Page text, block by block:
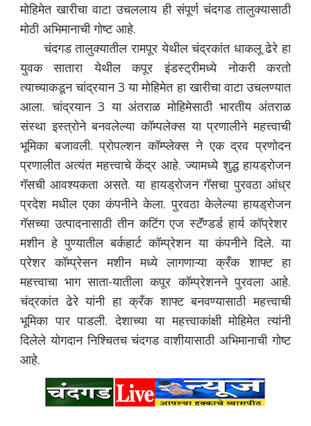
मोहिमेत खारीचा वाटा उचललाय ही संपूर्ण चंदगड तालुक्यासाठी
मोठी अभिमानाची गोष्ट आहे.
चंदगड तालुक्यातील रामपूर येथील चंद्रकांत धाकलू ढेरे हा
युवक सातारा येथील कपूर इंडस्ट्रीमध्ये नोकरी करतो
त्याच्याकडून चांद्रयान 3 या मोहिमेत हा खारीचा वाटा उचलण्यात
आला. चांद्रयान 3 या अंतराळ मोहिमेसाठी भारतीय अंतराळ
संस्था इस्त्रोने बनवलेल्या कॉम्पलेक्स या प्रणालीने महत्त्वाची
भूमिका बजावली. प्रोपल्शन कॉम्प्लेक्स ने एक द्रव प्रणोदन
प्रणालीत अत्यंत महत्त्वाचे केंद्र आहे. ज्यामध्ये शुद्ध हायड्रोजन
गॅसची आवश्यकता असते. या हायड्रोजन गॅसचा पुरवठा आंध्र
प्रदेश मधील एका कंपनीने केला. पुरवठा केलेल्या हायड्रोजन
गॅसच्या उत्पादनासाठी तीन कटिंग एज स्टॅंण्डर्ड हार्य कॉप्रेशर
मशीन हे पुण्यातील बर्कहार्ट कॉम्प्रेशन या कंपनीने दिले. या
प्रेशर कॉम्प्रेसन मशीन मध्ये लागणाऱ्या क्रँक शाफ्ट हा
महत्त्वाचा भाग साता-यातीला कपूर कॉम्प्रेशनने पुरवला आहे.
चंद्रकांत ढेरे यांनी हा क्रँक शाफ्ट बनवण्यासाठी महत्त्वाची
भूमिका पार पाडली. देशाच्या या महत्त्वाकांक्षी मोहिमेत त्यांनी
दिलेले योगदान निश्चितच चंदगड वाशीयासाठी अभिमानाची गोष्ट
आहे.